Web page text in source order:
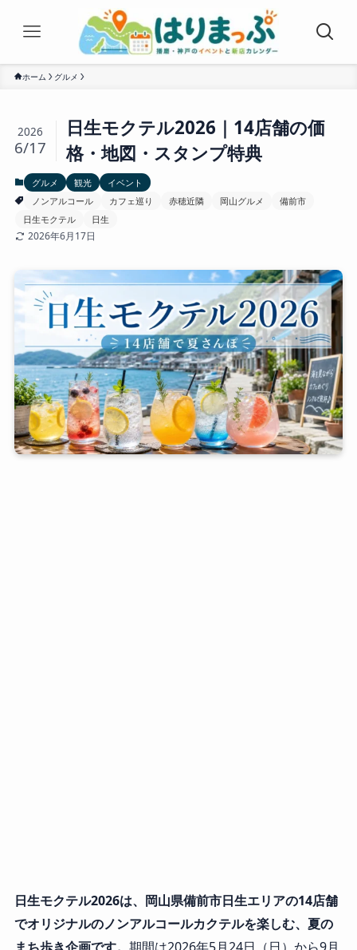
ホーム グルメ
日生モクテル2026｜14店舗の価
格・地図・スタンプ特典
2026
6/17
グルメ 観光
イベント
ノンアルコール
カフェ巡り 赤穂近隣 岡山グルメ
備前市
日生モクテル
日生
2026年6月17日
日生モクテル2026は、岡山県備前市日生エリアの14店舗
でオリジナルのノンアルコールカクテルを楽しむ、夏の
まち歩き企画です。 期間は2026年5月24日（日）から9月